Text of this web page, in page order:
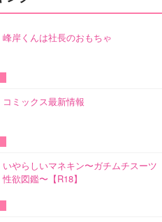
峰岸くんは社長のおもちゃ
コミックス最新情報
いやらしいマネキン〜ガチムチスーツ
性欲図鑑〜【R18】